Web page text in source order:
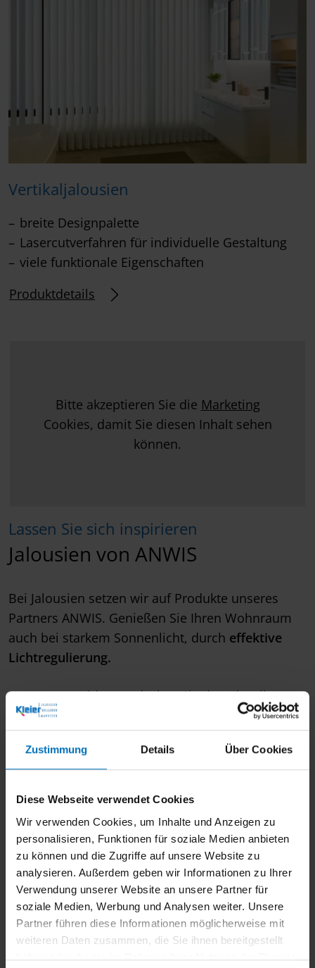
Zustimmung Details Über Cookies
Diese Webseite verwendet Cookies
Wir verwenden Cookies, um Inhalte und Anzeigen zu
personalisieren, Funktionen für soziale Medien anbieten
zu können und die Zugriffe auf unsere Website zu
analysieren. Außerdem geben wir Informationen zu Ihrer
Verwendung unserer Website an unsere Partner für
soziale Medien, Werbung und Analysen weiter. Unsere
Partner führen diese Informationen möglicherweise mit
weiteren Daten zusammen, die Sie ihnen bereitgestellt
haben oder die sie im Rahmen Ihrer Nutzung der Dienste
Vertikaljalousien
breite Designpalette
Lasercutverfahren für individuelle Gestaltung
viele funktionale Eigenschaften
Produktdetails
Bitte akzeptieren Sie die Marketing
Cookies, damit Sie diesen Inhalt sehen
können.
Lassen Sie sich inspirieren
Jalousien von ANWIS
Bei Jalousien setzen wir auf Produkte unseres
Partners ANWIS. Genießen Sie Ihren Wohnraum
auch bei starkem Sonnenlicht, durch effektive
Lichtregulierung.
In unserem Video entdecken Sie den Klassiker:
Die ANWIS Alu-Jalousie – so individuell wie Ihr
Zuhause.
Fragen und Antworten zu
Jalousien in Lichterfelde
Welche Jalousien passen zu meinem Haus?
Sind Ihre Jalousien wetterfest?